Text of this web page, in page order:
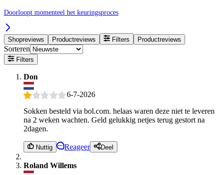
Doorloopt momenteel het keuringsproces
Shopreviews Productreviews Filters Productreviews
Sorteren
Filters
Don
6-7-2026
Sokken besteld via bol.com. helaas waren deze niet te leveren
na 2 weken wachten. Geld gelukkig netjes terug gestort na
2dagen.
Nuttig Reageer Deel
Roland Willems